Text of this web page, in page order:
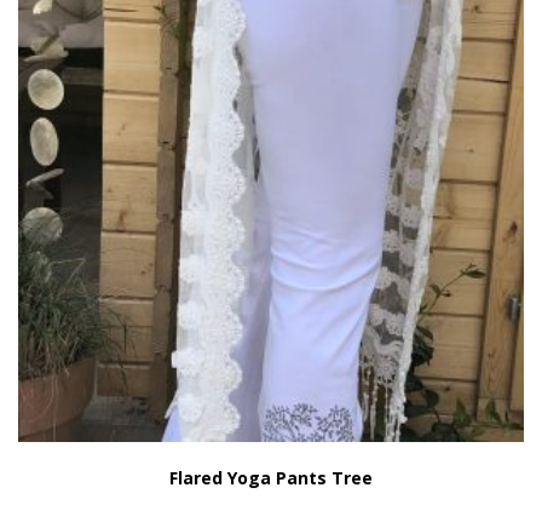
Flared Yoga Pants Tree